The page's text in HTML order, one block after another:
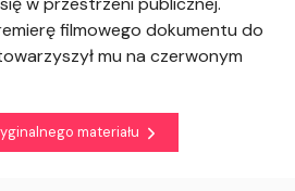
filmowego dokumentu do
mu na czerwonym
materiału